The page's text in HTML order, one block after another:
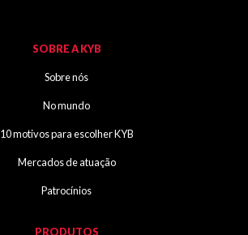
SOBRE A KYB
Sobre nós
No mundo
10 motivos para escolher KYB
Mercados de atuação
Patrocínios
PRODUTOS